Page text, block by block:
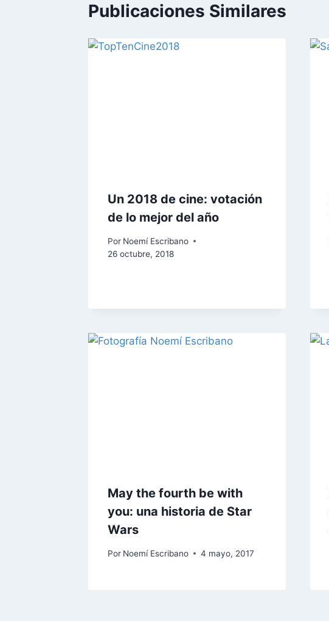
Publicaciones Similares
Un 2018 de cine: votación
de lo mejor del año
Por Noemí Escribano
26 octubre, 2018
May the fourth be with
you: una historia de Star
Wars
Por Noemí Escribano 4 mayo, 2017